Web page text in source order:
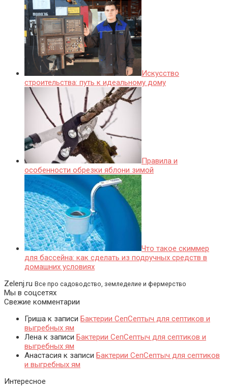
Искусство
строительства: путь к идеальному дому
Правила и
особенности обрезки яблони зимой
Что такое скиммер
для бассейна: как сделать из подручных средств в
домашних условиях
Zelenj.ru Все про садоводство, земледелие и фермерство
Мы в соцсетях
Свежие комментарии
Гриша к записи Бактерии СепСептыч для септиков и
выгребных ям
Лена к записи Бактерии СепСептыч для септиков и
выгребных ям
Анастасия к записи Бактерии СепСептыч для септиков
и выгребных ям
Интересное